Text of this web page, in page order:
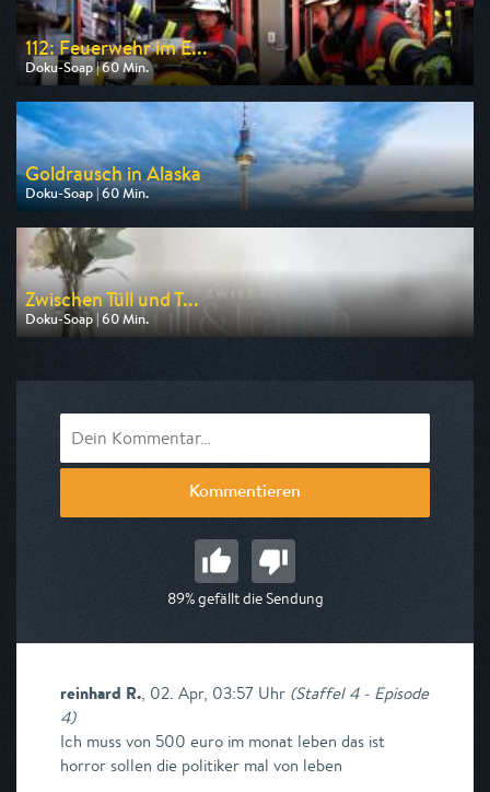
112: Feuerwehr im E...
Doku-Soap | 60 Min.
Ausgestrahlt von DMAX
am 09.08.2026, 20:15
Goldrausch in Alaska
Doku-Soap | 60 Min.
Ausgestrahlt von DMAX
am 12.08.2026, 20:15
Zwischen Tüll und T...
Doku-Soap | 60 Min.
Ausgestrahlt von VOX
Kommentieren
89% gefällt die Sendung
reinhard R., 02. Apr, 03:57 Uhr (Staffel 4 - Episode
4)
Ich muss von 500 euro im monat leben das ist
horror sollen die politiker mal von leben